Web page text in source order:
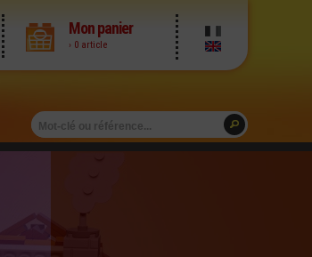
Mon panier
› 0 article